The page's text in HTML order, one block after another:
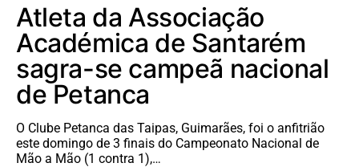
Atleta da Associação
Académica de Santarém
sagra-se campeã nacional
de Petanca
O Clube Petanca das Taipas, Guimarães, foi o anfitrião
este domingo de 3 finais do Campeonato Nacional de
Mão a Mão (1 contra 1),…